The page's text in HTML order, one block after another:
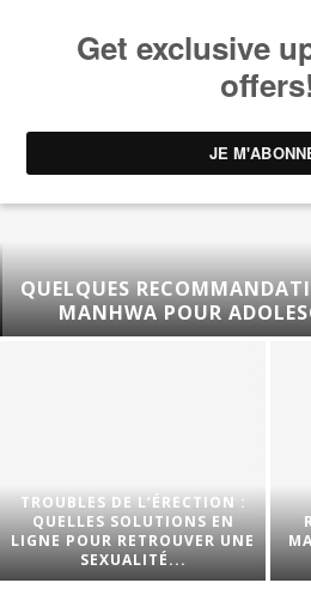
QUELQUES
MANHWA POUR
TROUBLES DE L’ÉRECTION :
QUELLES SOLUTIONS EN
LIGNE POUR RETROUVER UNE
SEXUALITÉ...